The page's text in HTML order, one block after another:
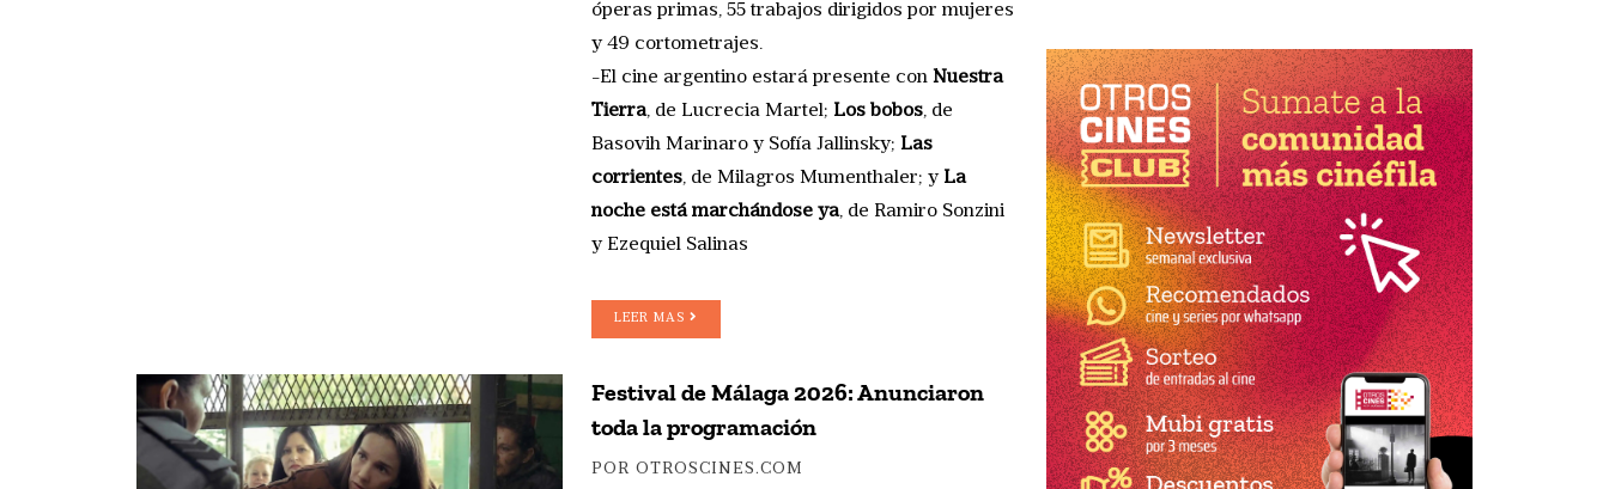
óperas primas, 55 trabajos dirigidos por mujeres
y 49 cortometrajes.
-El cine argentino estará presente con Nuestra
Tierra, de Lucrecia Martel; Los bobos, de
Basovih Marinaro y Sofía Jallinsky; Las
corrientes, de Milagros Mumenthaler; y La
noche está marchándose ya, de Ramiro Sonzini
y Ezequiel Salinas
LEER MAS
Festival de Málaga 2026: Anunciaron
toda la programación
POR OTROSCINES.COM